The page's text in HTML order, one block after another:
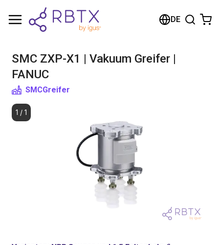
DE
SMC ZXP-X1 | Vakuum Greifer |
FANUC
SMCGreifer
1 / 1
Warenkorb
Im Shop stöbern